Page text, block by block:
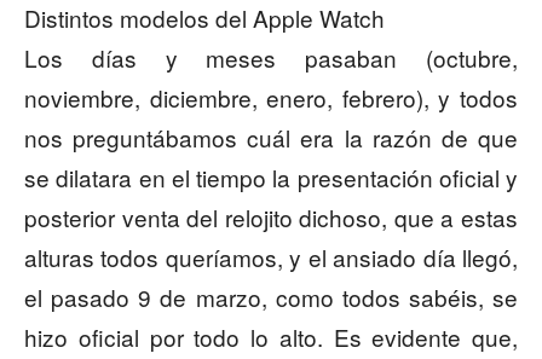
Distintos modelos del Apple Watch
Los días y meses pasaban (octubre,
noviembre, diciembre, enero, febrero), y todos
nos preguntábamos cuál era la razón de que
se dilatara en el tiempo la presentación oficial y
posterior venta del relojito dichoso, que a estas
alturas todos queríamos, y el ansiado día llegó,
el pasado 9 de marzo, como todos sabéis, se
hizo oficial por todo lo alto. Es evidente que,